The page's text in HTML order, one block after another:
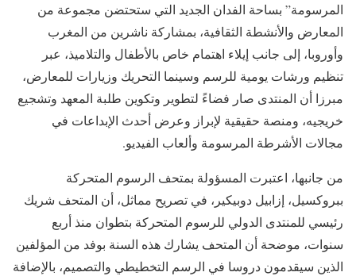
المرسومة” بساحة الفدان الجديد التي ستحتضن مجموعة من
المعارض والأنشطة الثقافية، بمشاركة ناشرين من المغرب
وأوروبا، إلى جانب إيلاء اهتمام خاص بالأطفال والتلاميذ، عبر
تنظيم ورشات يومية للرسم وسينما التحريك وزيارات للمعارض،
مبرزا أن المنتدى صار فضاءً لتطوير وتكوين طلبة المعهد وتشجيع
خريجيه، ومنصة حقيقية لإبراز وعرض أحدث الإبداعات في
مجالات الأشرطة المرسومة وألعاب الفيديو.
من جانبها، اعتبرت المسؤولة بمتحف الرسوم المتحركة
ببروكسيل، إزابيل دوبيكير، في تصريح مماثل، أن المتحف شريك
رئيسي للمنتدى الدولي للرسوم المتحركة بتطوان منذ أربع
سنوات، موضحة أن المتحف يشارك هذه السنة بوفد من المؤلفين
الذين سيقدمون دروسا في الرسم التخطيطي والتصميم، بالإضافة